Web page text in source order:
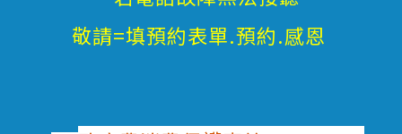
敬請=填預約表單.預約.感恩